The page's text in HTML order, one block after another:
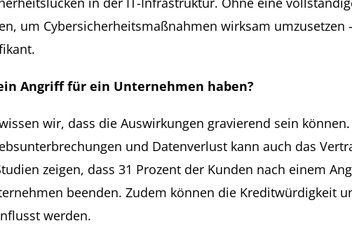
um Cybersicherheitsmaßnahmen wirksam umzusetzen
Angriff für ein Unternehmen haben?
wir, dass die Auswirkungen gravierend sein können.
und Datenverlust kann auch das
zeigen, dass 31 Prozent der Kunden nach einem
beenden. Zudem können die Kreditwürdigkeit
werden.